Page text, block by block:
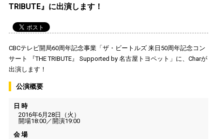
TRIBUTE』に出演します！
CBCテレビ開局60周年記念事業「ザ・ビートルズ 来日50周年記念コン
サート 『THE TRIBUTE』 Supported by 名古屋トヨペット」に、Charが
出演します！
公演概要
日 時
2016年6月28日（火）
開場18:00／開演19:00
会 場